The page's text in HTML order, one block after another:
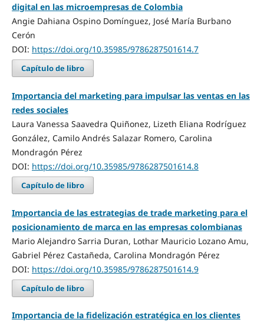
digital en las microempresas de Colombia
Angie Dahiana Ospino Domínguez, José María Burbano
Cerón
DOI: https://doi.org/10.35985/9786287501614.7
Capítulo de libro
Importancia del marketing para impulsar las ventas en las
redes sociales
Laura Vanessa Saavedra Quiñonez, Lizeth Eliana Rodríguez
González, Camilo Andrés Salazar Romero, Carolina
Mondragón Pérez
DOI: https://doi.org/10.35985/9786287501614.8
Capítulo de libro
Importancia de las estrategias de trade marketing para el
posicionamiento de marca en las empresas colombianas
Mario Alejandro Sarria Duran, Lothar Mauricio Lozano Amu,
Gabriel Pérez Castañeda, Carolina Mondragón Pérez
DOI: https://doi.org/10.35985/9786287501614.9
Capítulo de libro
Importancia de la fidelización estratégica en los clientes